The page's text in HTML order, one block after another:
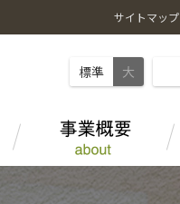
サイトマップ
標準 大